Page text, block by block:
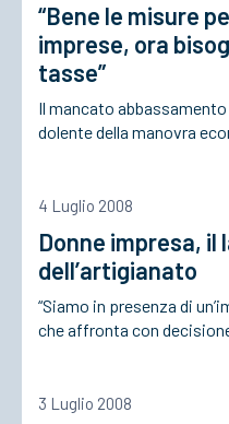
“Bene le misure
imprese, ora
tasse”
Il mancato abbassamento
dolente della manovra
4 Luglio 2008
Donne impresa, il
dell’artigianato
“Siamo in presenza di
che affronta con
3 Luglio 2008